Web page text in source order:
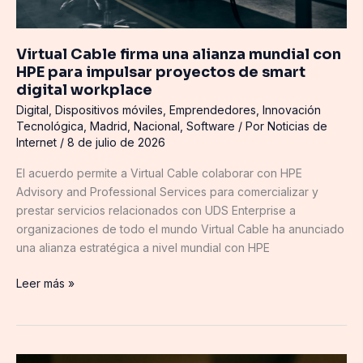
Virtual Cable firma una alianza mundial con
HPE para impulsar proyectos de smart
digital workplace
Digital Dispositivos móviles Emprendedores Innovación
Tecnológica Madrid Nacional Software / Por Noticias de
Internet / 8 de julio de 2026
El acuerdo permite a Virtual Cable colaborar con HPE
Advisory and Professional Services para comercializar y
prestar servicios relacionados con UDS Enterprise a
organizaciones de todo el mundo Virtual Cable ha anunciado
una alianza estratégica a nivel mundial con HPE
digital
workplace
Leer más »